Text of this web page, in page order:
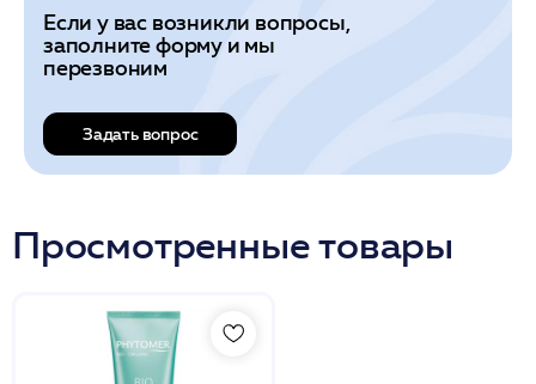
Если у вас возникли вопросы,
заполните форму и мы
перезвоним
Задать вопрос
Просмотренные товары